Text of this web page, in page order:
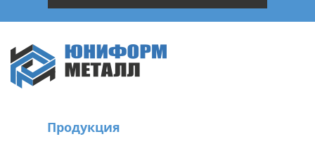
Продукция